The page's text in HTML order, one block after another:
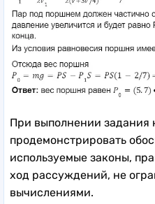
При выполнении задания
продемонстрировать
используемые законы,
ход рассуждений, не
вычислениями.